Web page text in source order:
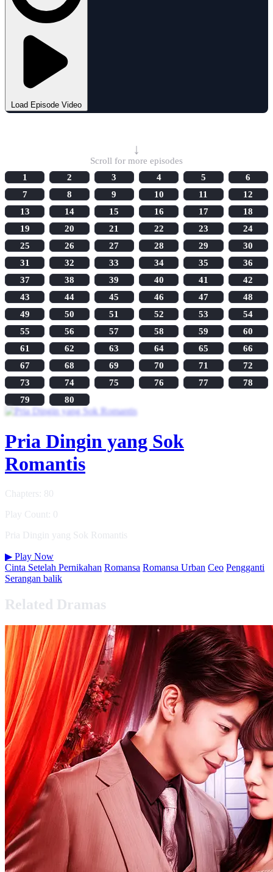
Load Episode Video
↓
Scroll for more episodes
1
2 3 4 5
6
7
8 9 10 11
12
13
14 15 16 17
18
19
20 21 22 23
24
25
26 27 28 29
30
31
32 33 34 35
36
37
38 39 40 41
42
43
44 45 46 47
48
49
50 51 52 53
54
55
56 57 58 59
60
61
62 63 64 65
66
67
68 69 70 71
72
73
74 75 76 77
78
79
80
Pria Dingin yang Sok
Romantis
Chapters: 80
Play Count: 0
Pria Dingin yang Sok Romantis
▶ Play Now
Cinta Setelah Pernikahan Romansa Romansa Urban Ceo Pengganti
Serangan balik
Related Dramas